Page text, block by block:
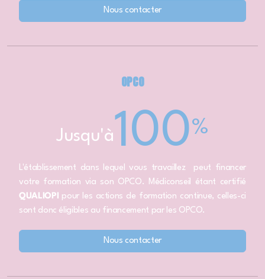
Nous contacter
OPCO
Jusqu'à100%
L'établissement dans lequel vous travaillez peut financer
votre formation via son OPCO. Médiconseil étant certifié
QUALIOPI pour les actions de formation continue, celles-ci
sont donc éligibles au financement par les OPCO.
Nous contacter